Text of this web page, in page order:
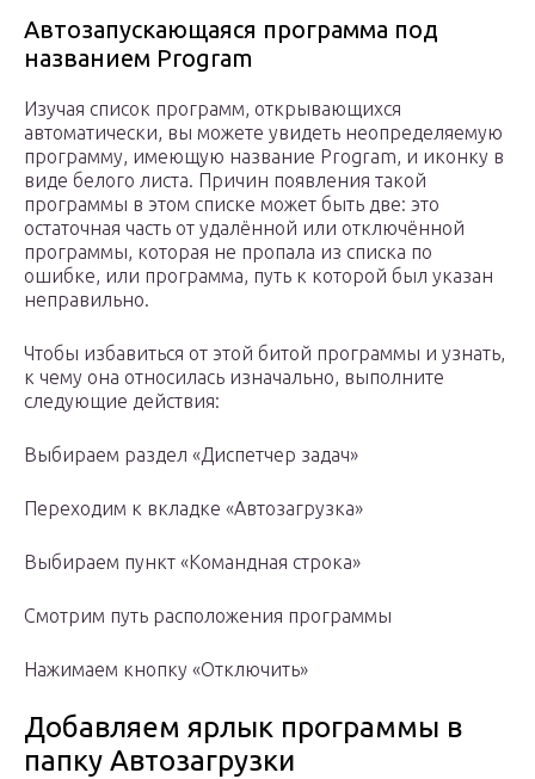
Автозапускающаяся программа под
названием Program
Изучая список программ, открывающихся
автоматически, вы можете увидеть неопределяемую
программу, имеющую название Program, и иконку в
виде белого листа. Причин появления такой
программы в этом списке может быть две: это
остаточная часть от удалённой или отключённой
программы, которая не пропала из списка по
ошибке, или программа, путь к которой был указан
неправильно.
Чтобы избавиться от этой битой программы и узнать,
к чему она относилась изначально, выполните
следующие действия:
Выбираем раздел «Диспетчер задач»
Переходим к вкладке «Автозагрузка»
Выбираем пункт «Командная строка»
Смотрим путь расположения программы
Нажимаем кнопку «Отключить»
Добавляем ярлык программы в
папку Автозагрузки